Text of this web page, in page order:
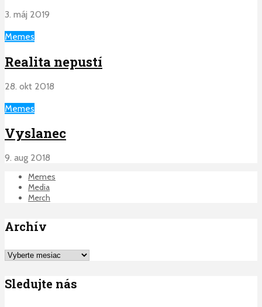
3. máj 2019
Memes
Realita nepustí
28. okt 2018
Memes
Vyslanec
9. aug 2018
Memes
Media
Merch
Archív
Archív
Sledujte nás